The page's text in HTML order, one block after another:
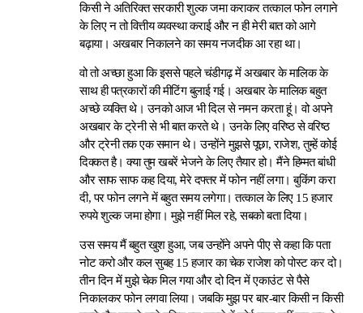
किसी ने अतिरिक्त सरकारी शुल्क जमा कराकर तत्काल फोन लगाने
के लिए न तो वित्तीय व्यवस्था कराई और न ही मेरी बात को आगे
बढ़ाया। अखबार निकालने का समय नजदीक आ रहा था।
वो तो अच्छा हुआ कि इससे पहले चंडीगढ़ में अखबार के मालिक के
साथ ही पत्रकारों की मीटिंग बुलाई गई। अखबार के मालिक बहुत
अच्छे व्यक्ति थे। उनको आज भी दिल से नमन करता हूं। वो अपने
अखबार के ट्रेनी से भी बात करते थे। उनके लिए वरिष्ठ से वरिष्ठ
और ट्रेनी तक एक समान थे। उन्होंने मुझसे पूछा, राजेश, तुम्हें कोई
दिक्कत है। क्या तुम खबरें भेजने के लिए तैयार हो। मैंने हिम्मत बांधी
और साफ साफ कह दिया, मेरे दफ्तर में फोन नहीं लगा। बुकिंग करा
दी, पर फोन लगने में बहुत समय लगेगा। तत्काल के लिए 15 हजार
रुपये शुल्क जमा होगा। मुझे नहीं मिल रहे, सबको बता दिया।
उस समय मैं बहुत खुश हुआ, जब उन्होंने अपने पीए से कहा कि पता
नोट करो और कल सुबह 15 हजार का चेक राजेश को पोस्ट कर दो।
तीन दिन में मुझे चेक मिल गया और दो दिन में एकाउंट से पैसे
निकालकर फोन लगवा लिया। जबकि मुझ पर बार-बार किसी न किसी